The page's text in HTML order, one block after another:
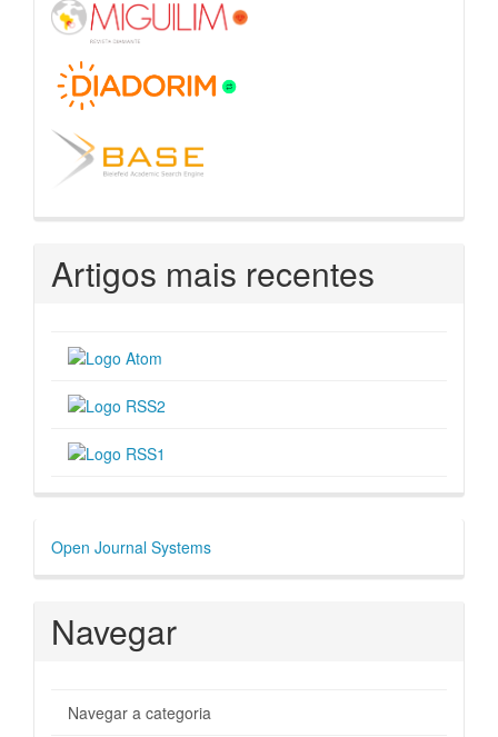
Artigos mais recentes
Desenvolvido
por
Open Journal Systems
Navegar
Navegar a categoria